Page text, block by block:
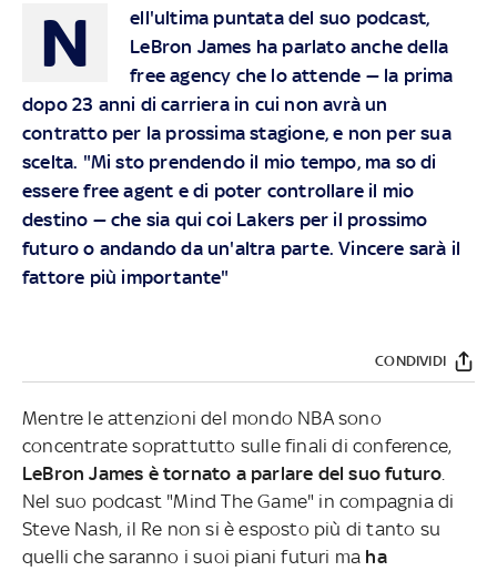
N
ell'ultima puntata del suo podcast,
LeBron James ha parlato anche della
free agency che lo attende — la prima
dopo 23 anni di carriera in cui non avrà un
contratto per la prossima stagione, e non per sua
scelta. "Mi sto prendendo il mio tempo, ma so di
essere free agent e di poter controllare il mio
destino — che sia qui coi Lakers per il prossimo
futuro o andando da un'altra parte. Vincere sarà il
fattore più importante"
CONDIVIDI
Mentre le attenzioni del mondo NBA sono
concentrate soprattutto sulle finali di conference,
LeBron James è tornato a parlare del suo futuro
Nel suo podcast "Mind The Game" in compagnia di
Steve Nash, il Re non si è esposto più di tanto su
quelli che saranno i suoi piani futuri ma ha